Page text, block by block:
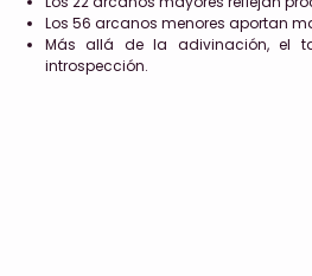
Los 56 arcanos menores aportan
Más allá de la adivinación, el
introspección.